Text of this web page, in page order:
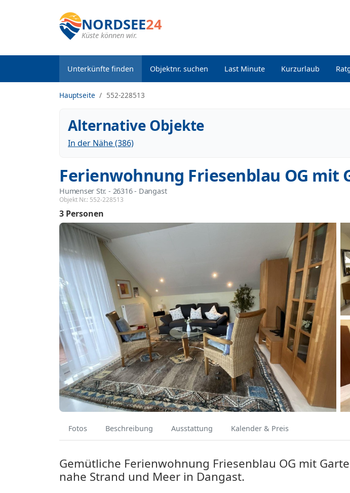
NORDSEE24
Küste können wir.
Unterkünfte finden Objektnr. suchen Last Minute Kurzurlaub
Hauptseite 552-228513
Alternative Objekte
In der Nähe (386)
Ferienwohnung Friesenblau OG mit
Humenser Str. - 26316 - Dangast
Objekt Nr.: 552-228513
3 Personen
Fotos Beschreibung Ausstattung Kalender & Preis
Gemütliche Ferienwohnung Friesenblau OG mit
nahe Strand und Meer in Dangast.